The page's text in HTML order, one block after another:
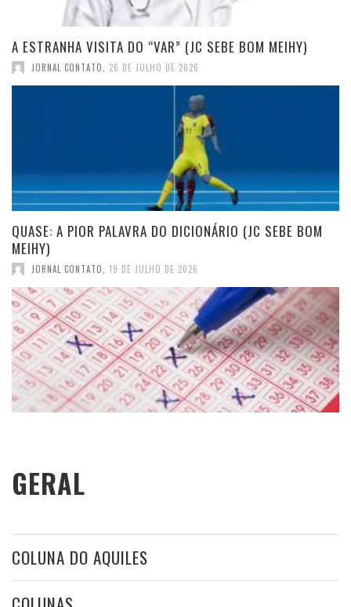
A ESTRANHA VISITA DO “VAR” (JC SEBE BOM MEIHY)
JORNAL CONTATO 26 DE JULHO DE 2026
QUASE: A PIOR PALAVRA DO DICIONÁRIO (JC SEBE BOM
MEIHY)
JORNAL CONTATO 19 DE JULHO DE 2026
GERAL
COLUNA DO AQUILES